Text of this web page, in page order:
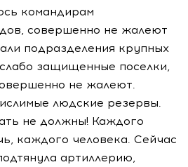
командирам
совершенно не жалеют
подразделения крупных
защищенные поселки,
не жалеют.
людские резервы.
не должны! Каждого
каждого человека. Сейчас
артиллерию,